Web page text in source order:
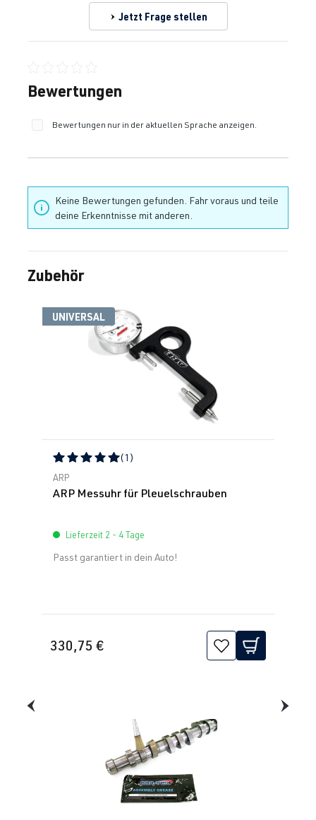
Jetzt Frage stellen
Durchschnittliche Bewertung von 0 von 5 Sternen
Bewertungen
Bewertungen nur in der aktuellen Sprache anzeigen.
Keine Bewertungen gefunden. Fahr voraus und teile
deine Erkenntnisse mit anderen.
Produktgalerie überspringen
Zubehör
UNIVERSAL
Durchschnittliche Bewertung von 5 von 5 Sternen
(1)
ARP
ARP Messuhr für Pleuelschrauben
Lieferzeit 2 - 4 Tage
Passt garantiert in dein Auto!
330,75 €